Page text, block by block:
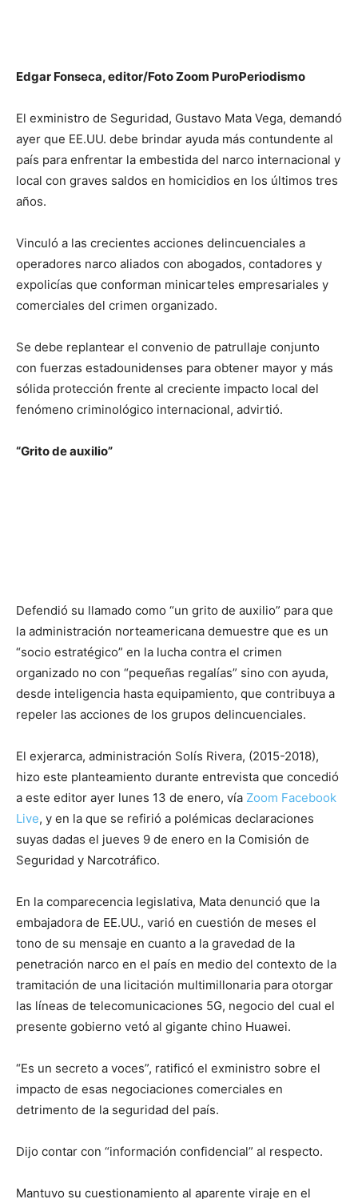
Edgar Fonseca, editor/Foto Zoom PuroPeriodismo
El exministro de Seguridad, Gustavo Mata Vega, demandó
ayer que EE.UU. debe brindar ayuda más contundente al
país para enfrentar la embestida del narco internacional y
local con graves saldos en homicidios en los últimos tres
años.
Vinculó a las crecientes acciones delincuenciales a
operadores narco aliados con abogados, contadores y
expolicías que conforman minicarteles empresariales y
comerciales del crimen organizado.
Se debe replantear el convenio de patrullaje conjunto
con fuerzas estadounidenses para obtener mayor y más
sólida protección frente al creciente impacto local del
fenómeno criminológico internacional, advirtió.
“Grito de auxilio”
Defendió su llamado como “un grito de auxilio” para que
la administración norteamericana demuestre que es un
“socio estratégico” en la lucha contra el crimen
organizado no con “pequeñas regalías” sino con ayuda,
desde inteligencia hasta equipamiento, que contribuya a
repeler las acciones de los grupos delincuenciales.
El exjerarca, administración Solís Rivera, (2015-2018),
hizo este planteamiento durante entrevista que concedió
a este editor ayer lunes 13 de enero, vía Zoom Facebook
Live, y en la que se refirió a polémicas declaraciones
suyas dadas el jueves 9 de enero en la Comisión de
Seguridad y Narcotráfico.
En la comparecencia legislativa, Mata denunció que la
embajadora de EE.UU., varió en cuestión de meses el
tono de su mensaje en cuanto a la gravedad de la
penetración narco en el país en medio del contexto de la
tramitación de una licitación multimillonaria para otorgar
las líneas de telecomunicaciones 5G, negocio del cual el
presente gobierno vetó al gigante chino Huawei.
“Es un secreto a voces”, ratificó el exministro sobre el
impacto de esas negociaciones comerciales en
detrimento de la seguridad del país.
Dijo contar con “información confidencial” al respecto.
Mantuvo su cuestionamiento al aparente viraje en el